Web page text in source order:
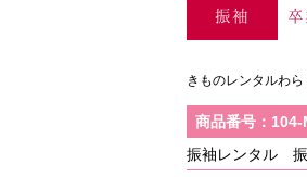
振袖
きものレンタルわ
商品番号：
振袖レンタル